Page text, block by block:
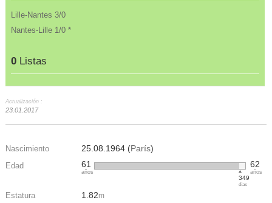
Lille-Nantes 3/0
Nantes-Lille 1/0 *
0 Listas
Actualización :
23.01.2017
Nascimiento 25.08.1964 (París)
Edad 61
años
349
días
62
años
Estatura 1.82m